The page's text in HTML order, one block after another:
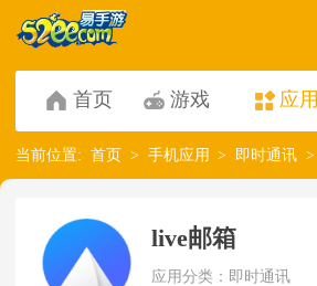
首页 游戏 应用
当前位置: 首页 手机应用 即时通讯
live邮箱
应用分类：即时通讯